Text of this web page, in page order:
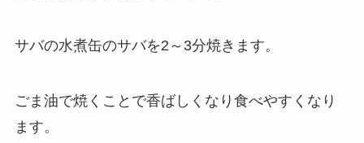
サバの水煮缶のサバを2～3分焼きます。
ごま油で焼くことで香ばしくなり食べやすくなり
ます。